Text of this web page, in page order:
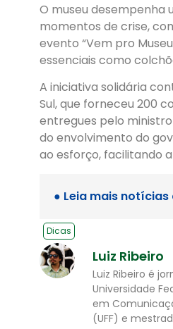
O museu desempenha
momentos de crise,
evento “Vem pro
essenciais como
A iniciativa solidária
Sul, que forneceu 200
entregues pelo
do envolvimento do
ao esforço, facilitando
● Leia mais notícias
Dicas
Luiz Ribeiro
Luiz Ribeiro é
Universidade
em
(UFF) e